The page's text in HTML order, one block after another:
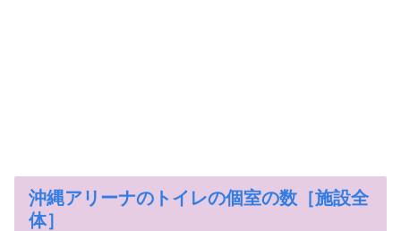
沖縄アリーナのトイレの個室の数［施設全
体］